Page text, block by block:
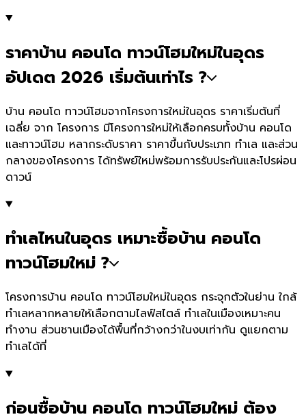
ราคาบ้าน คอนโด ทาวน์โฮมใหม่ในอุดร
อัปเดต 2026 เริ่มต้นเท่าไร ?
บ้าน คอนโด ทาวน์โฮมจากโครงการใหม่ในอุดร ราคาเริ่มต้นที่
เฉลี่ย จาก โครงการ มีโครงการใหม่ให้เลือกครบทั้งบ้าน คอนโด
และทาวน์โฮม หลากระดับราคา ราคาขึ้นกับประเภท ทำเล และส่วน
กลางของโครงการ ได้ทรัพย์ใหม่พร้อมการรับประกันและโปรผ่อน
ดาวน์
ทำเลไหนในอุดร เหมาะซื้อบ้าน คอนโด
ทาวน์โฮมใหม่ ?
โครงการบ้าน คอนโด ทาวน์โฮมใหม่ในอุดร กระจุกตัวในย่าน ใกล้
ทำเลหลากหลายให้เลือกตามไลฟ์สไตล์ ทำเลในเมืองเหมาะคน
ทำงาน ส่วนชานเมืองได้พื้นที่กว้างกว่าในงบเท่ากัน ดูแยกตาม
ทำเลได้ที่
ก่อนซื้อบ้าน คอนโด ทาวน์โฮมใหม่ ต้อง